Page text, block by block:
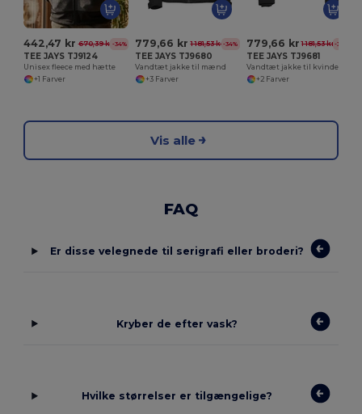
442,47 kr 670,39 kr-34%
TEE JAYS TJ9124
Unisex fleece med hætte
+1 Farver
779,66 kr 1 181,53 kr-34%
TEE JAYS TJ9680
Vandtæt jakke til mænd
+3 Farver
779,66 kr 1 181,53 kr-34%
TEE JAYS TJ9681
Vandtæt jakke til kvinder
+2 Farver
Vis alle
FAQ
Er disse velegnede til serigrafi eller broderi?
Kryber de efter vask?
Hvilke størrelser er tilgængelige?